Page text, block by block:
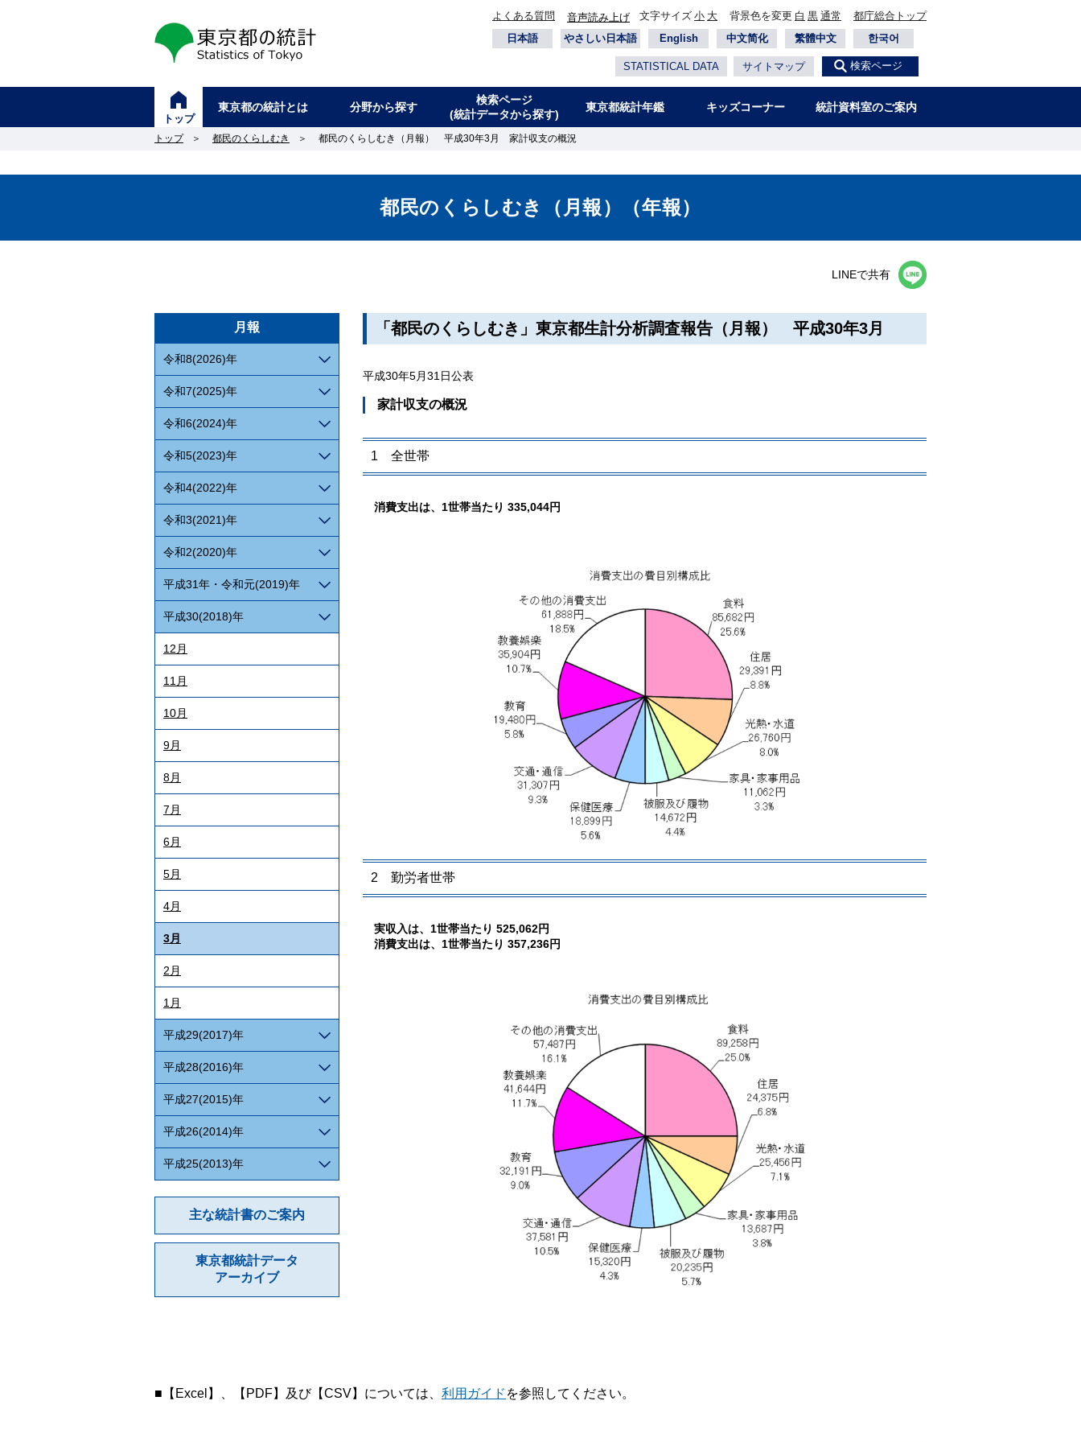
東京都の統計
よくある質問 音声読み上げ 文字サイズ 小 大 背景色を変更 白 黒 通常
都庁総合トップ
日本語
やさしい日本語 English 中文简化 繁體中文 한국어
STATISTICAL DATA サイトマップ 検索ページ
トップ
東京都の統計とは 分野から探す
検索ページ
(統計データから探す)
東京都統計年鑑 キッズコーナー 統計資料室のご案内
トップ ＞ 都民のくらしむき ＞ 都民のくらしむき（月報） 平成30年3月 家計収支の概況
都民のくらしむき（月報）（年報）
LINEで共有
月報
令和8(2026)年
令和7(2025)年
令和6(2024)年
令和5(2023)年
令和4(2022)年
令和3(2021)年
令和2(2020)年
平成31年・令和元(2019)年
平成30(2018)年
12月
11月
10月
9月
8月
7月
6月
5月
4月
3月
2月
1月
平成29(2017)年
平成28(2016)年
平成27(2015)年
平成26(2014)年
平成25(2013)年
主な統計書のご案内
東京都統計データ
アーカイブ
「都民のくらしむき」東京都生計分析調査報告（月報） 平成30年3月
平成30年5月31日公表
家計収支の概況
1 全世帯
消費支出は、1世帯当たり 335,044円
2 勤労者世帯
実収入は、1世帯当たり 525,062円
消費支出は、1世帯当たり 357,236円
■【Excel】、【PDF】及び【CSV】については、 利用ガイド を参照してください。